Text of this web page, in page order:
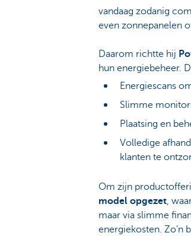
vandaag zodanig
even zonnepanelen
Daarom richtte hij
hun energiebeheer.
Energiescans
Slimme
Plaatsing en
Volledige
klanten te
Om zijn
model opgezet,
maar via slimme
energiekosten. Zo’n